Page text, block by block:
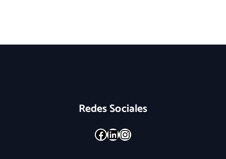
Redes Sociales
Facebook LinkedIn Instagram